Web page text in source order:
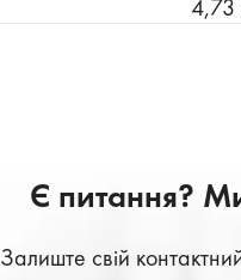
4,73
Є питання?
Залиште свій